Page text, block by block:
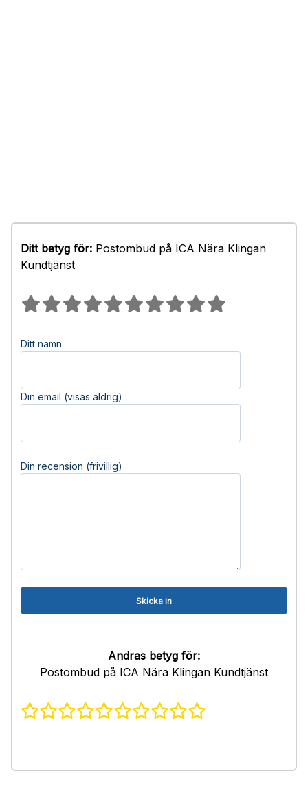
Ditt betyg för: Postombud på ICA Nära Klingan
Kundtjänst
Ditt namn
Din email (visas aldrig)
Din recension (frivillig)
Andras betyg för:
Postombud på ICA Nära Klingan Kundtjänst